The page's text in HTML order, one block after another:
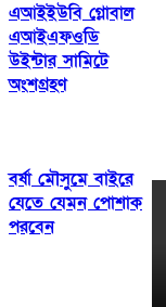
এআইইউবি গ্লোবাল
এআইএফওডি
উইন্টার সামিটে
অংশগ্রহণ
বর্ষা মৌসুমে বাইরে
যেতে যেমন পোশাক
পরবেন